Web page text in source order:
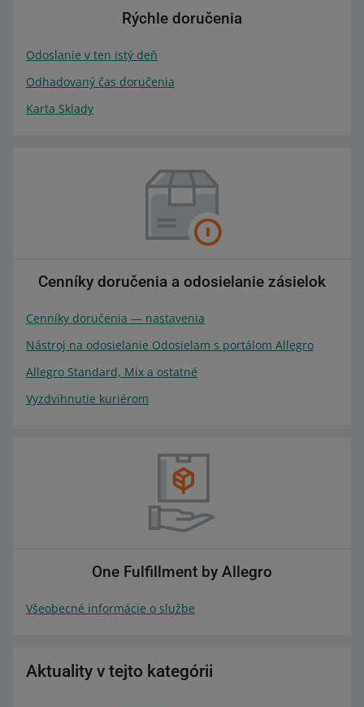
Rýchle doručenia
Odoslanie v ten istý deň
Odhadovaný čas doručenia
Karta Sklady
Cenníky doručenia a odosielanie zásielok
Cenníky doručenia — nastavenia
Nástroj na odosielanie Odosielam s portálom Allegro
Allegro Standard, Mix a ostatné
Vyzdvihnutie kuriérom
One Fulfillment by Allegro
Všeobecné informácie o službe
Aktuality v tejto kategórii